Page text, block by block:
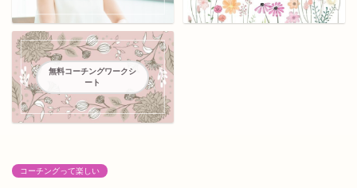
無料コーチングワークシ
ート
コーチングって楽しい